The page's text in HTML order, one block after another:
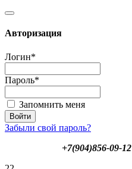
Авторизация
Логин*
Пароль*
Запомнить меня
Забыли свой пароль?
+7(904)856-09-12